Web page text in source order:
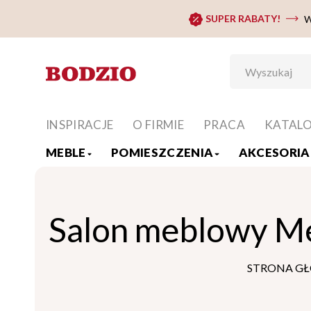
SUPER RABATY!
MEBLE POMIESZCZENIA
INSPIRACJE O FIRMIE PRACA
Salon meblowy
STRONA